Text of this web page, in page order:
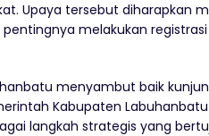
Upaya tersebut diharapkan
melakukan
menyambut baik
Kabupaten
langkah strategis yang